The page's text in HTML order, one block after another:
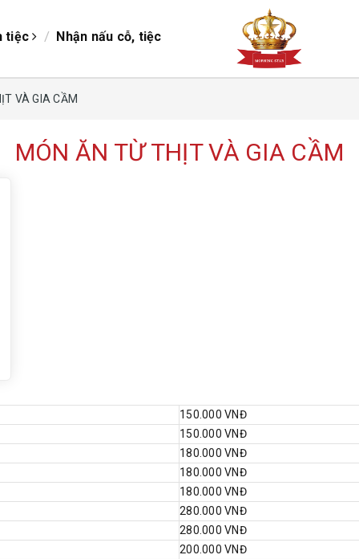
tiệc / Nhận nấu cỗ, tiệc
VÀ GIA CẦM
MÓN ĂN TỪ THỊT VÀ GIA CẦM
150.000 VNĐ
150.000 VNĐ
180.000 VNĐ
180.000 VNĐ
180.000 VNĐ
280.000 VNĐ
280.000 VNĐ
200.000 VNĐ